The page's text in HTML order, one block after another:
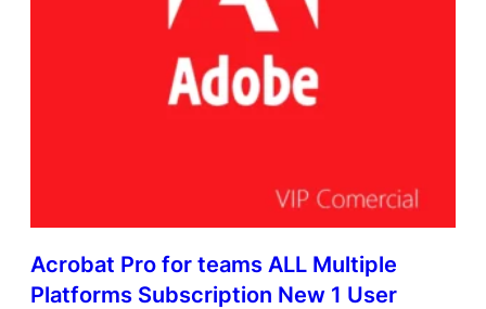
Acrobat Pro for teams ALL Multiple
Platforms Subscription New 1 User